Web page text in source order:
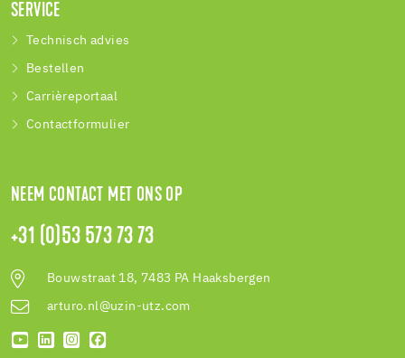
SERVICE
Technisch advies
Bestellen
Carrièreportaal
Contactformulier
NEEM CONTACT MET ONS OP
+31 (0)53 573 73 73
Bouwstraat 18, 7483 PA Haaksbergen
arturo.nl@uzin-utz.com